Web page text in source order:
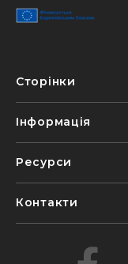
Сторінки
Інформація
Ресурси
Контакти